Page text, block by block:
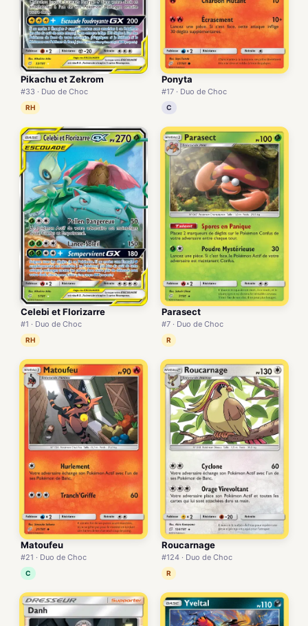
Pikachu et Zekrom
#33 · Duo de Choc
RH
Ponyta
#17 · Duo de Choc
C
Celebi et Florizarre
#1 · Duo de Choc
RH
Parasect
#7 · Duo de Choc
R
Matoufeu
#21 · Duo de Choc
C
Roucarnage
#124 · Duo de Choc
R